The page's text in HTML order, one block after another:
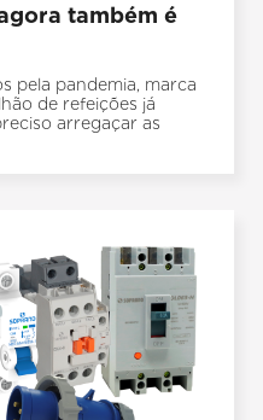
também é
pela pandemia, marca
de refeições já
arregaçar as